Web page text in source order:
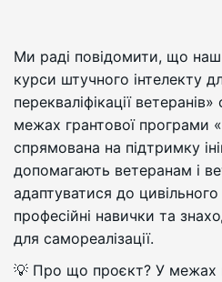
Ми раді повідомити, що
курси штучного інтелекту
перекваліфікації
межах грантової програми
спрямована на підтримку
допомагають ветеранам і
адаптуватися до
професійні навички та
для самореалізації.
💡 Про що проєкт? У межах